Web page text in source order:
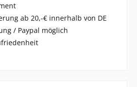
ab 20,-€ innerhalb von DE
/ Paypal möglich